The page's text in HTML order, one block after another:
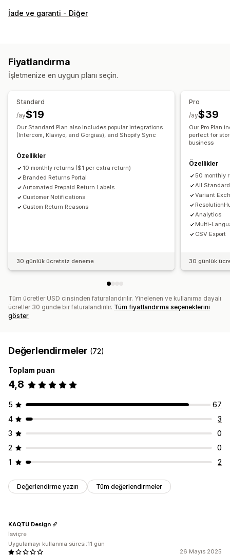
İade seçenekleri
İade yönetimi
Otomatik onaylar
İade portalı
E-posta bildirimleri
Para iadesi yönetimi
İade ve garanti - Diğer
Fiyatlandırma
İşletmenize en uygun planı seçin.
Standard
$19
/ay
Our Standard Plan also includes popular integrations
(Intercom, Klaviyo, and Gorgias), and Shopify Sync
Özellikler
10 monthly returns ($1 per extra return)
Branded Returns Portal
Automated Prepaid Return Labels
Customer Notifications
Custom Return Reasons
30 günlük ücretsiz deneme
Pro
$39
/ay
Our Pro Plan
perfect for
business
Özellikler
50 monthly
All
Variant
Analytics
Multi-
CSV Export
30 günlük
Tüm ücretler USD cinsinden faturalandırılır. Yinelenen ve kullanıma dayalı
ücretler 30 günde bir faturalandırılır. Tüm fiyatlandırma seçeneklerini
göster
Değerlendirmeler (72)
Toplam puan
4,8
5
67
4
3
3
0
2
0
1
2
Değerlendirme yazın Tüm değerlendirmeler
26 Mayıs 2025
KAQTU Design
İsviçre
Uygulamayı kullanma süresi:11 gün